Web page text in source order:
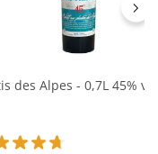
des Alpes - 0,7L 45% vol